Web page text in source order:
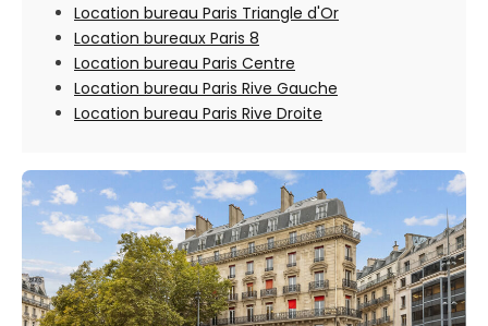
Location bureau Paris Triangle d'Or
Location bureaux Paris 8
Location bureau Paris Centre
Location bureau Paris Rive Gauche
Location bureau Paris Rive Droite